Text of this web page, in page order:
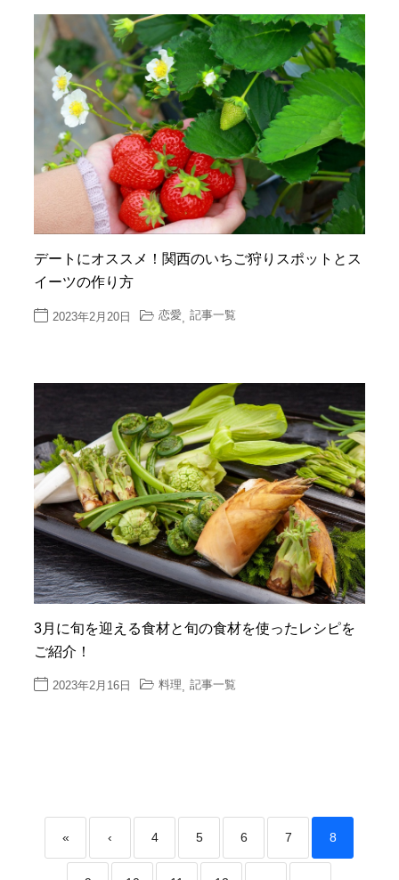
デートにオススメ！関西のいちご狩りスポットとス
イーツの作り方
2023年2月20日 恋愛 記事一覧
3月に旬を迎える食材と旬の食材を使ったレシピを
ご紹介！
2023年2月16日 料理, 記事一覧
« ‹ 4 5 6 7 8